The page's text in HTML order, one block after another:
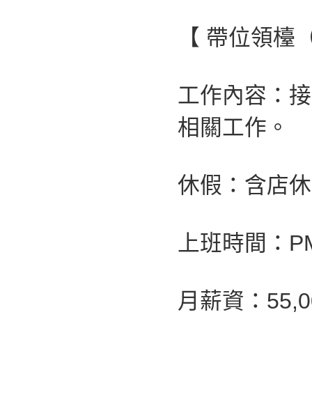
【 帶位領檯
工作內容：
相關工作。
休假：含店
上班時間：
月薪資：